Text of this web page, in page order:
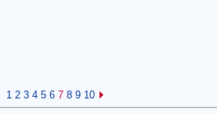
1 2 3 4 5 6 7 8 9 10